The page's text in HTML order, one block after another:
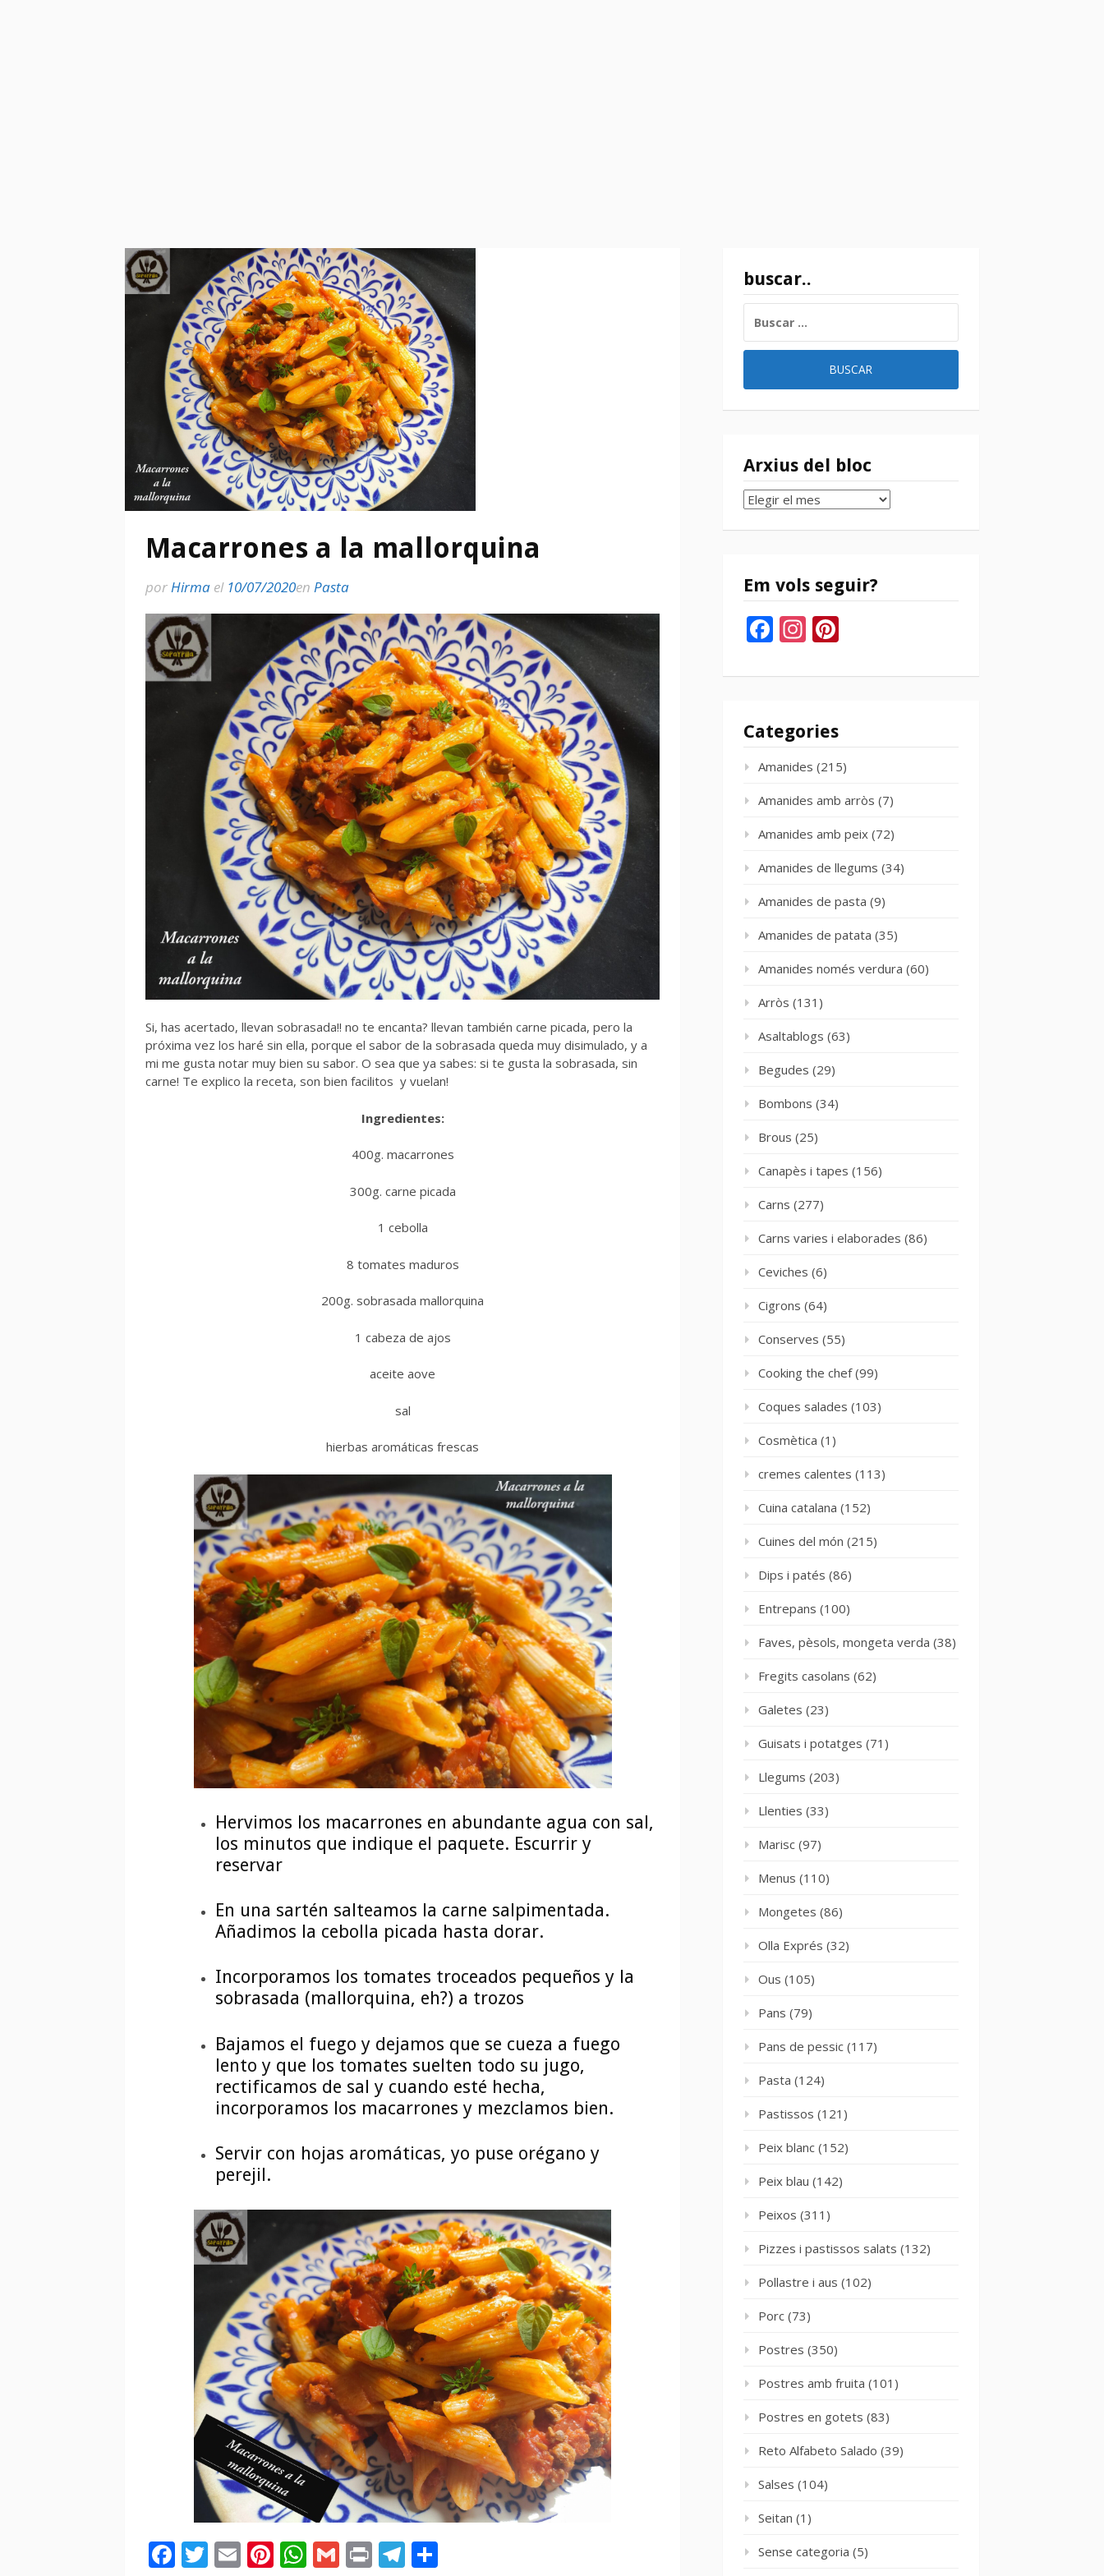
Macarrones a la mallorquina
porHirma el 10/07/2020en Pasta
Si, has acertado, llevan sobrasada!! no te encanta? llevan también carne picada, pero la
próxima vez los haré sin ella, porque el sabor de la sobrasada queda muy disimulado, y a
mi me gusta notar muy bien su sabor. O sea que ya sabes: si te gusta la sobrasada, sin
carne! Te explico la receta, son bien facilitos y vuelan!
Ingredientes:
400g. macarrones
300g. carne picada
1 cebolla
8 tomates maduros
200g. sobrasada mallorquina
1 cabeza de ajos
aceite aove
sal
hierbas aromáticas frescas
Hervimos los macarrones en abundante agua con sal,
los minutos que indique el paquete. Escurrir y
reservar
En una sartén salteamos la carne salpimentada.
Añadimos la cebolla picada hasta dorar.
Incorporamos los tomates troceados pequeños y la
sobrasada (mallorquina, eh?) a trozos
Bajamos el fuego y dejamos que se cueza a fuego
lento y que los tomates suelten todo su jugo,
rectificamos de sal y cuando esté hecha,
incorporamos los macarrones y mezclamos bien.
Servir con hojas aromáticas, yo puse orégano y
perejil.
Facebook
Twitter
EmailPinterest
WhatsApp
GmailPrintTelegram
buscar..
Arxius del bloc
Arxius
bloc
Em vols seguir?
Facebook
Instagram
Categories
Amanides (215)
Amanides amb arròs (7)
Amanides amb peix (72)
Amanides de llegums (34)
Amanides de pasta (9)
Amanides de patata (35)
Amanides només verdura (60)
Arròs (131)
Asaltablogs (63)
Begudes (29)
Bombons (34)
Brous (25)
Canapès i tapes (156)
Carns (277)
Carns varies i elaborades (86)
Ceviches (6)
Cigrons (64)
Conserves (55)
Cooking the chef(99)
Coques salades (103)
Cosmètica (1)
cremes calentes (113)
Cuina catalana (152)
Cuines del món (215)
Dips i patés (86)
Entrepans (100)
Faves, pèsols, mongeta verda (38)
Fregits casolans (62)
Galetes (23)
Guisats i potatges (71)
Llegums (203)
Llenties (33)
Marisc (97)
Menus (110)
Mongetes (86)
Olla Exprés (32)
Ous (105)
Pans (79)
Pans de pessic (117)
Pasta (124)
Pastissos (121)
Peix blanc (152)
Peix blau (142)
Peixos (311)
Pizzes i pastissos salats (132)
Pollastre i aus (102)
Porc (73)
Postres (350)
Postres amb fruita (101)
Postres en gotets (83)
Reto Alfabeto Salado (39)
Salses (104)
Seitan (1)
Sense categoria (5)